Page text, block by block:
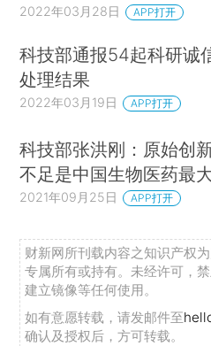
2022年03月28日 APP打开
科技部通报54起科研诚
处理结果
2022年03月19日 APP打开
科技部张洪刚：原始创
不足是中国生物医药最
2021年09月25日 APP打开
财新网所刊载内容之知识产权
专属所有或持有。未经许可，
建立镜像等任何使用。
如有意愿转载，请发邮件至
确认及授权后，方可转载。